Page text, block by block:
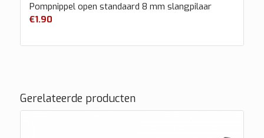
Pompnippel open standaard 8 mm slangpilaar
€1.90
Gerelateerde producten